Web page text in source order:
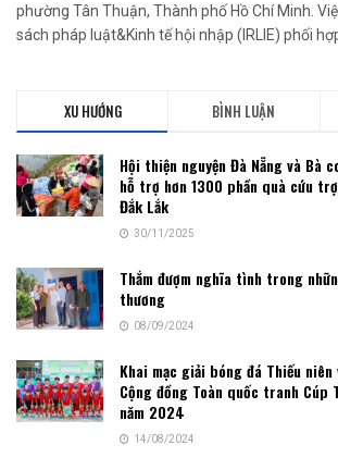
phường Tân Thuận, Thành phố Hồ Chí Minh.
sách pháp luật&Kinh tế hội nhập (IRLIE) phối
XU HƯỚNG BÌNH LUẬN
Hội thiện nguyện Đà Nẵng và Bà
hỗ trợ hơn 1300 phần quà cứu
Đắk Lắk
30/11/2025
Thắm đượm nghĩa tình trong
thương
08/09/2024
Khai mạc giải bóng đá Thiếu
Cộng đồng Toàn quốc tranh Cúp
năm 2024
14/08/2024